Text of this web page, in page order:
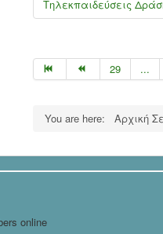
Τηλεκπαιδεύσεις
29 ...
You are here: Αρχική
online